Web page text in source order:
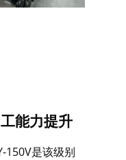
能力提升
150V是该级别